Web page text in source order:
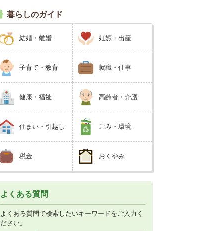
暮らしのガイド
結婚・離婚 妊娠・出産
子育て・教育 就職・仕事
健康・福祉 高齢者・介護
住まい・引越し ごみ・環境
税金 おくやみ
よくある質問
よくある質問で検索したいキーワードをご入力く
ださい。